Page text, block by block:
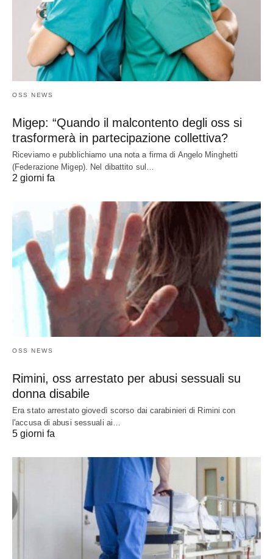
OSS NEWS
Migep: “Quando il malcontento degli oss si
trasformerà in partecipazione collettiva?
Riceviamo e pubblichiamo una nota a firma di Angelo Minghetti
(Federazione Migep). Nel dibattito sul…
2 giorni fa
OSS NEWS
Rimini, oss arrestato per abusi sessuali su
donna disabile
Era stato arrestato giovedì scorso dai carabinieri di Rimini con
l'accusa di abusi sessuali ai…
5 giorni fa